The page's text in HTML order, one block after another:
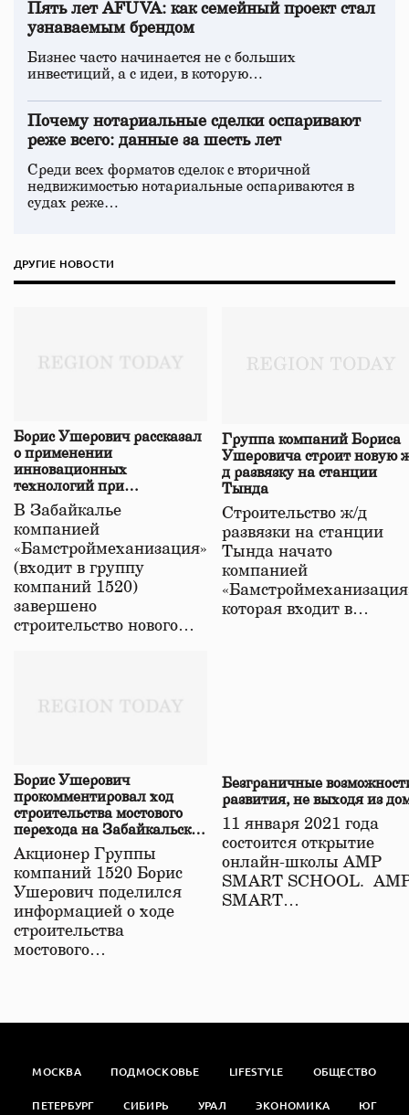
Пять лет AFUVA: как семейный проект стал
узнаваемым брендом
Бизнес часто начинается не с больших
инвестиций, а с идеи, в которую…
Почему нотариальные сделки оспаривают
реже всего: данные за шесть лет
Среди всех форматов сделок с вторичной
недвижимостью нотариальные оспариваются в
судах реже…
ДРУГИЕ НОВОСТИ
Борис Ушерович рассказал
о применении
инновационных
технологий при
строительстве нового моста
в Забайкалье
В Забайкалье
компанией
«Бамстроймеханизация»
(входит в группу
компаний 1520)
завершено
строительство нового…
Группа компаний Бориса
Ушеровича строит новую
д развязку на станции
Тында
Строительство ж/д
развязки на станции
Тында начато
компанией
которая входит в…
Борис Ушерович
прокомментировал ход
строительства мостового
перехода на Забайкальской
железной дороге
Акционер Группы
компаний 1520 Борис
Ушерович поделился
информацией о ходе
строительства
мостового…
Безграничные
развития, не выходя из
11 января 2021 года
состоится открытие
онлайн-школы АМР
SMART SCHOOL.
SMART…
МОСКВА ПОДМОСКОВЬЕ LIFESTYLE ОБЩЕСТВО
ПЕТЕРБУРГ СИБИРЬ УРАЛ ЭКОНОМИКА ЮГ